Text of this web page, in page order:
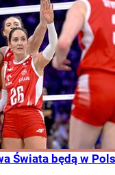
Świata będą w